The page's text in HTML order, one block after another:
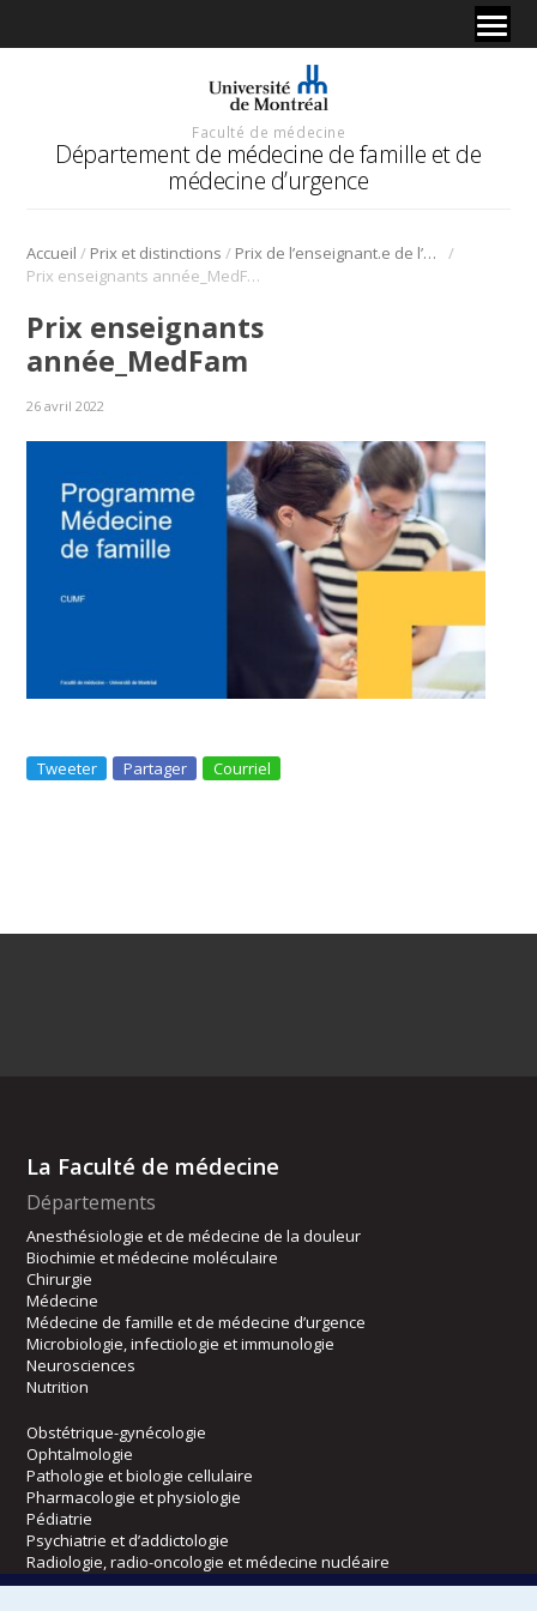
Faculté de médecine
Département de médecine de famille et de
médecine d’urgence
Accueil / Prix et distinctions / Prix de l’enseignant.e de l’année dans les milieux 2021-2022 | Médecine de famille
/
Prix enseignants année_MedFam
Prix enseignants
année_MedFam
26 avril 2022
Tweeter Partager Courriel
La Faculté de médecine
Départements
Anesthésiologie et de médecine de la douleur
Biochimie et médecine moléculaire
Chirurgie
Médecine
Médecine de famille et de médecine d’urgence
Microbiologie, infectiologie et immunologie
Neurosciences
Nutrition
Obstétrique-gynécologie
Ophtalmologie
Pathologie et biologie cellulaire
Pharmacologie et physiologie
Pédiatrie
Psychiatrie et d’addictologie
Radiologie, radio-oncologie et médecine nucléaire